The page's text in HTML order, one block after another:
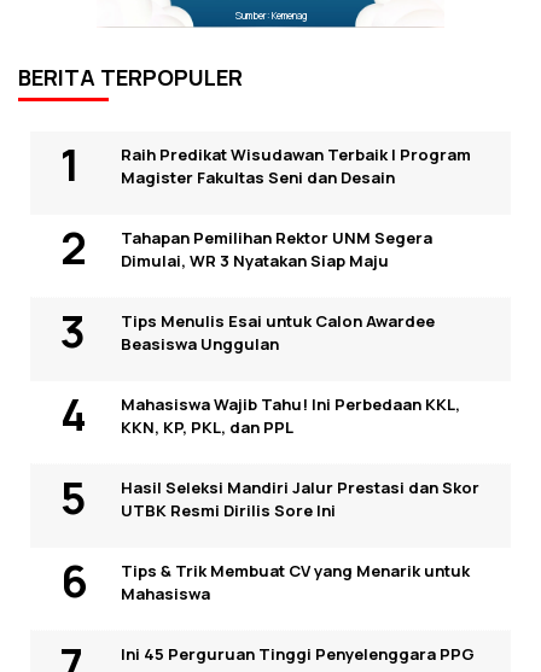
Sumber: Kemenag
BERITA TERPOPULER
Raih Predikat Wisudawan Terbaik I Program
Magister Fakultas Seni dan Desain
Tahapan Pemilihan Rektor UNM Segera
Dimulai, WR 3 Nyatakan Siap Maju
Tips Menulis Esai untuk Calon Awardee
Beasiswa Unggulan
Mahasiswa Wajib Tahu! Ini Perbedaan KKL,
KKN, KP, PKL, dan PPL
Hasil Seleksi Mandiri Jalur Prestasi dan Skor
UTBK Resmi Dirilis Sore Ini
Tips & Trik Membuat CV yang Menarik untuk
Mahasiswa
Ini 45 Perguruan Tinggi Penyelenggara PPG